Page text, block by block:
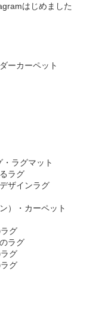
ーカーペット
ラグマット
ラグ
ザインラグ
）・カーペット
グ
ラグ
グ
グ